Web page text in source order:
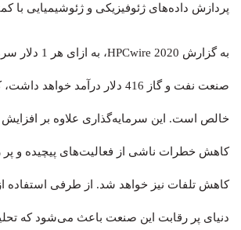
پردازش داده‌های ژئوفیزیکی و ژئوشیمیایی با
خالص است. این سرمایه‌گذاری علاوه بر افزایش
کاهش خطرات ناشی از فعالیت‌های پیچیده و
دنیای پر رقابت این صنعت باعث می‌شود که